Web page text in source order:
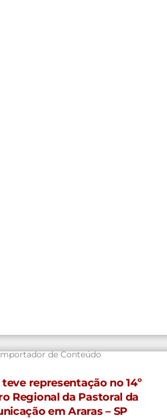
de Conteúdo
representação no 14º
Regional da Pastoral da
em Araras – SP